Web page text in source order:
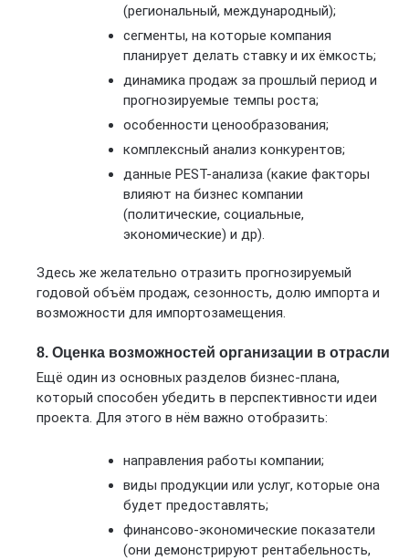
(региональный, международный);
сегменты, на которые компания
планирует делать ставку и их ёмкость;
динамика продаж за прошлый период и
прогнозируемые темпы роста;
особенности ценообразования;
комплексный анализ конкурентов;
данные PEST-анализа (какие факторы
влияют на бизнес компании
(политические, социальные,
экономические) и др).
Здесь же желательно отразить прогнозируемый
годовой объём продаж, сезонность, долю импорта и
возможности для импортозамещения.
8. Оценка возможностей организации в отрасли
Ещё один из основных разделов бизнес-плана,
который способен убедить в перспективности идеи
проекта. Для этого в нём важно отобразить:
направления работы компании;
виды продукции или услуг, которые она
будет предоставлять;
финансово-экономические показатели
(они демонстрируют рентабельность,